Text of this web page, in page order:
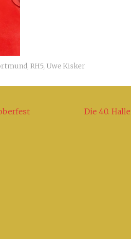
, RH5, Uwe Kisker
Die 40.